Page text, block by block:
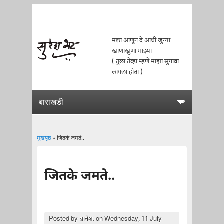
मला आणून दे आधी जुन्या
खाणाखुणा माझ्या
( तुला तेव्हा म्हणे माझा सुगावा
लागला होता )
मुखपृष्ठ» जितके जमते..
जितके जमते..
Posted byज्ञानेश.on Wednesday, 11 July